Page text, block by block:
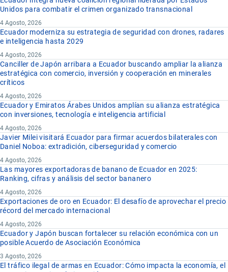
Unidos para combatir el crimen organizado transnacional
4 Agosto, 2026
Ecuador moderniza su estrategia de seguridad con drones, radares
e inteligencia hasta 2029
4 Agosto, 2026
Canciller de Japón arribara a Ecuador buscando ampliar la alianza
estratégica con comercio, inversión y cooperación en minerales
críticos
4 Agosto, 2026
Ecuador y Emiratos Árabes Unidos amplían su alianza estratégica
con inversiones, tecnología e inteligencia artificial
4 Agosto, 2026
Javier Milei visitará Ecuador para firmar acuerdos bilaterales con
Daniel Noboa: extradición, ciberseguridad y comercio
4 Agosto, 2026
Las mayores exportadoras de banano de Ecuador en 2025:
Ranking, cifras y análisis del sector bananero
4 Agosto, 2026
Exportaciones de oro en Ecuador: El desafío de aprovechar el precio
récord del mercado internacional
4 Agosto, 2026
Ecuador y Japón buscan fortalecer su relación económica con un
posible Acuerdo de Asociación Económica
3 Agosto, 2026
El tráfico ilegal de armas en Ecuador: Cómo impacta la economía, el